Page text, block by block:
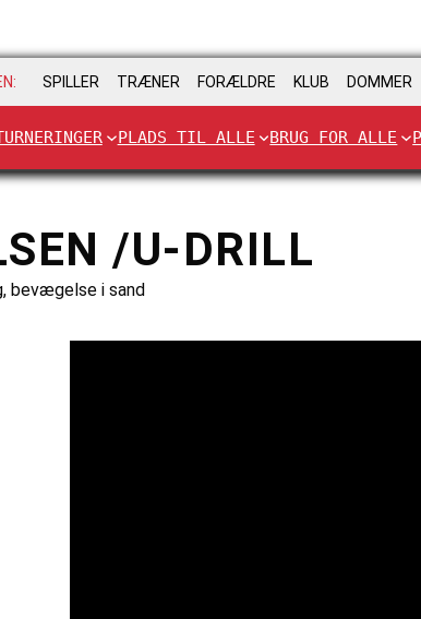
SPILLER TRÆNER FORÆLDRE KLUB DOMMER
PLADS TIL ALLE BRUG FOR ALLE
/U-DRILL
bevægelse i sand